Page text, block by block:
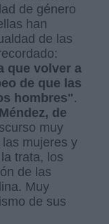
de género
han
de las
que volver a
de que las
hombres" .
de
muy
mujeres y
trata, los
de las
Muy
de sus